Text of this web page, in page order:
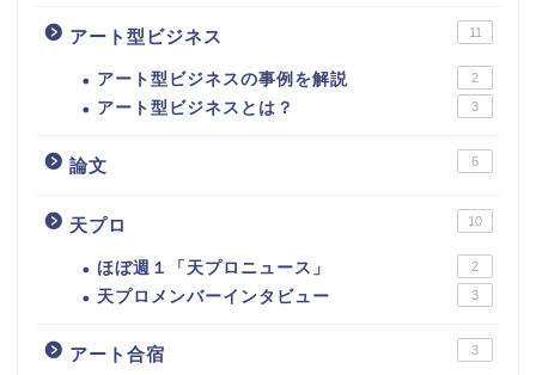
アート型ビジネス 11
アート型ビジネスの事例を解説 2
アート型ビジネスとは？ 3
論文 6
天プロ 10
ほぼ週１「天プロニュース」 2
天プロメンバーインタビュー 3
アート合宿 3